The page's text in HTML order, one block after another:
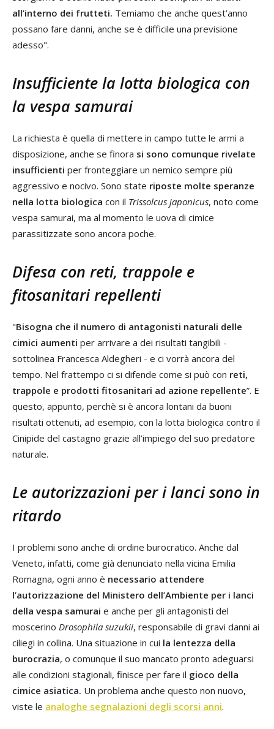
all’interno dei frutteti. Temiamo che anche quest’anno
possano fare danni, anche se è difficile una previsione
adesso".
Insufficiente la lotta biologica con
la vespa samurai
La richiesta è quella di mettere in campo tutte le armi a
disposizione, anche se finora si sono comunque rivelate
insufficienti per fronteggiare un nemico sempre più
aggressivo e nocivo. Sono state riposte molte speranze
nella lotta biologica con il Trissolcus japonicus, noto come
vespa samurai, ma al momento le uova di cimice
parassitizzate sono ancora poche.
Difesa con reti, trappole e
fitosanitari repellenti
"Bisogna che il numero di antagonisti naturali delle
cimici aumenti per arrivare a dei risultati tangibili -
sottolinea Francesca Aldegheri - e ci vorrà ancora del
tempo. Nel frattempo ci si difende come si può con reti,
trappole e prodotti fitosanitari ad azione repellente”. E
questo, appunto, perchè si è ancora lontani da buoni
risultati ottenuti, ad esempio, con la lotta biologica contro il
Cinipide del castagno grazie all’impiego del suo predatore
naturale.
Le autorizzazioni per i lanci sono in
ritardo
I problemi sono anche di ordine burocratico. Anche dal
Veneto, infatti, come già denunciato nella vicina Emilia
Romagna, ogni anno è necessario attendere
l’autorizzazione del Ministero dell’Ambiente per i lanci
della vespa samurai e anche per gli antagonisti del
moscerino Drosophila suzukii, responsabile di gravi danni ai
ciliegi in collina. Una situazione in cui la lentezza della
burocrazia, o comunque il suo mancato pronto adeguarsi
alle condizioni stagionali, finisce per fare il gioco della
cimice asiatica. Un problema anche questo non nuovo,
viste le analoghe segnalazioni degli scorsi anni.